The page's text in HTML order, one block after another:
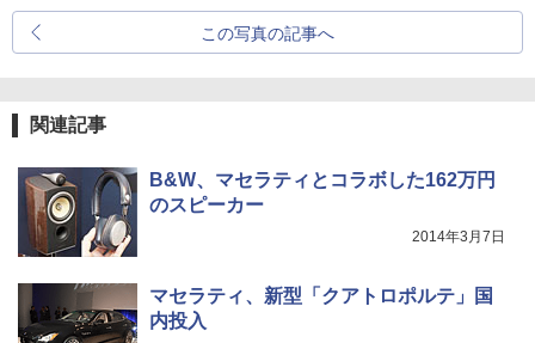
この写真の記事へ
関連記事
B&W、マセラティとコラボした162万円
のスピーカー
2014年3月7日
マセラティ、新型「クアトロポルテ」国
内投入